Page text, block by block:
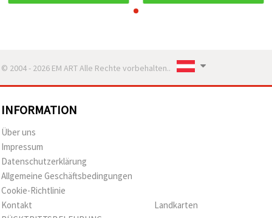
© 2004 - 2026 EM ART Alle Rechte vorbehalten..
INFORMATION
Über uns
Impressum
Datenschutzerklärung
Allgemeine Geschäftsbedingungen
Cookie-Richtlinie
Kontakt
Landkarten